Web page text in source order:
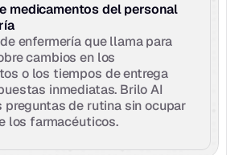
medicamentos del personal
enfermería que llama para
cambios en los
o los tiempos de entrega
inmediatas. Brilo AI
preguntas de rutina sin ocupar
los farmacéuticos.